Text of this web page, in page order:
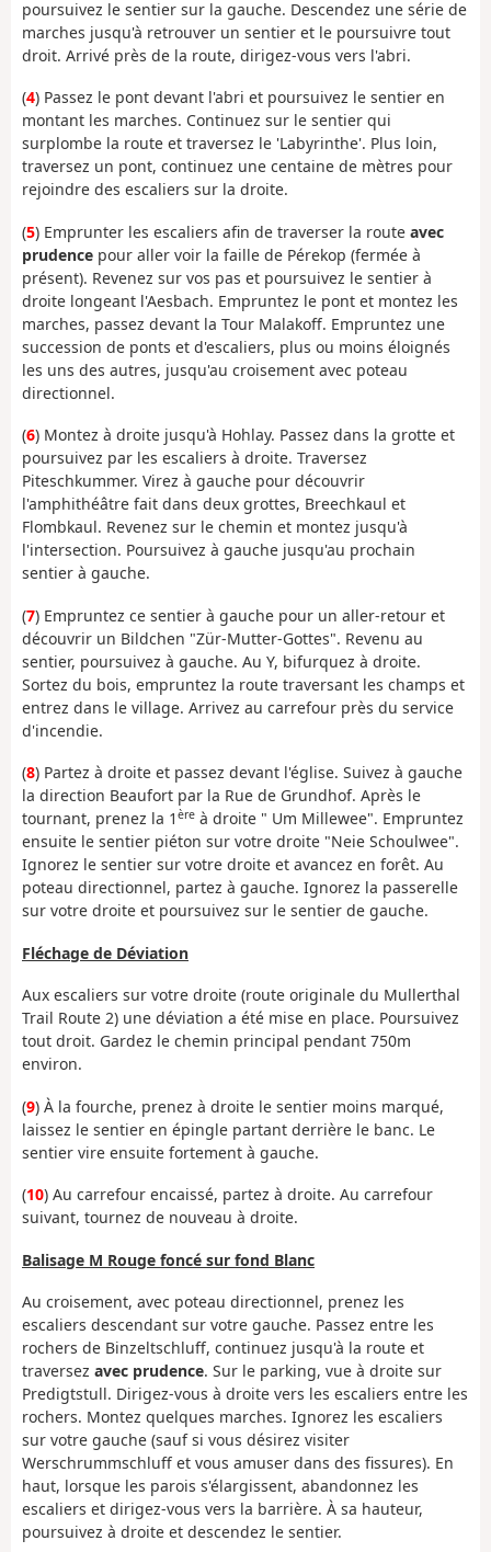
poursuivez le sentier sur la gauche. Descendez une série de
marches jusqu'à retrouver un sentier et le poursuivre tout
droit. Arrivé près de la route, dirigez-vous vers l'abri.
(4) Passez le pont devant l'abri et poursuivez le sentier en
montant les marches. Continuez sur le sentier qui
surplombe la route et traversez le 'Labyrinthe'. Plus loin,
traversez un pont, continuez une centaine de mètres pour
rejoindre des escaliers sur la droite.
(5) Emprunter les escaliers afin de traverser la route avec
prudence pour aller voir la faille de Pérekop (fermée à
présent). Revenez sur vos pas et poursuivez le sentier à
droite longeant l'Aesbach. Empruntez le pont et montez les
marches, passez devant la Tour Malakoff. Empruntez une
succession de ponts et d'escaliers, plus ou moins éloignés
les uns des autres, jusqu'au croisement avec poteau
directionnel.
(6) Montez à droite jusqu'à Hohlay. Passez dans la grotte et
poursuivez par les escaliers à droite. Traversez
Piteschkummer. Virez à gauche pour découvrir
l'amphithéâtre fait dans deux grottes, Breechkaul et
Flombkaul. Revenez sur le chemin et montez jusqu'à
l'intersection. Poursuivez à gauche jusqu'au prochain
sentier à gauche.
(7) Empruntez ce sentier à gauche pour un aller-retour et
découvrir un Bildchen "Zür-Mutter-Gottes". Revenu au
sentier, poursuivez à gauche. Au Y, bifurquez à droite.
Sortez du bois, empruntez la route traversant les champs et
entrez dans le village. Arrivez au carrefour près du service
d'incendie.
(8) Partez à droite et passez devant l'église. Suivez à gauche
la direction Beaufort par la Rue de Grundhof. Après le
tournant, prenez la 1 ère à droite " Um Millewee". Empruntez
ensuite le sentier piéton sur votre droite "Neie Schoulwee".
Ignorez le sentier sur votre droite et avancez en forêt. Au
poteau directionnel, partez à gauche. Ignorez la passerelle
sur votre droite et poursuivez sur le sentier de gauche.
Fléchage de Déviation
Aux escaliers sur votre droite (route originale du Mullerthal
Trail Route 2) une déviation a été mise en place. Poursuivez
tout droit. Gardez le chemin principal pendant 750m
environ.
(9) À la fourche, prenez à droite le sentier moins marqué,
laissez le sentier en épingle partant derrière le banc. Le
sentier vire ensuite fortement à gauche.
(10) Au carrefour encaissé, partez à droite. Au carrefour
suivant, tournez de nouveau à droite.
Balisage M Rouge foncé sur fond Blanc
Au croisement, avec poteau directionnel, prenez les
escaliers descendant sur votre gauche. Passez entre les
rochers de Binzeltschluff, continuez jusqu'à la route et
traversez avec prudence. Sur le parking, vue à droite sur
Predigtstull. Dirigez-vous à droite vers les escaliers entre les
rochers. Montez quelques marches. Ignorez les escaliers
sur votre gauche (sauf si vous désirez visiter
Werschrummschluff et vous amuser dans des fissures). En
haut, lorsque les parois s'élargissent, abandonnez les
escaliers et dirigez-vous vers la barrière. À sa hauteur,
poursuivez à droite et descendez le sentier.